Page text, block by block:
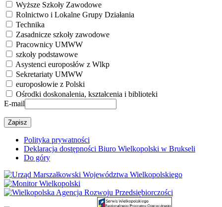
Wyższe Szkoły Zawodowe
Rolnictwo i Lokalne Grupy Działania
Technika
Zasadnicze szkoły zawodowe
Pracownicy UMWW
szkoły podstawowe
Asystenci europosłów z Wlkp
Sekretariaty UMWW
europosłowie z Polski
Ośrodki doskonalenia, kształcenia i biblioteki
E-mail
Polityka prywatności
Deklaracja dostępności Biuro Wielkopolski w Brukseli
Do góry